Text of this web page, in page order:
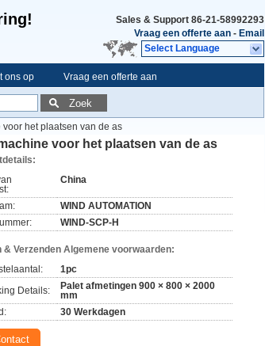
Sales & Support 86-21-58992293
Vraag een offerte aan - Email
Select Language
ons op Vraag een offerte aan
Zoek
het plaatsen van de as
voor het plaatsen van de as
China
WIND AUTOMATION
WIND-SCP-H
& Verzenden Algemene voorwaarden:
1pc
Details:
Palet afmetingen 900 × 800 × 2000
mm
30 Werkdagen